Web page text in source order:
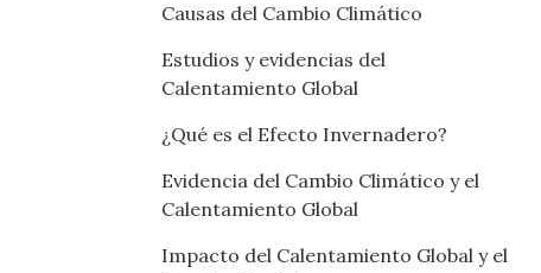
Causas del Cambio Climático
Estudios y evidencias del
Calentamiento Global
¿Qué es el Efecto Invernadero?
Evidencia del Cambio Climático y el
Calentamiento Global
Impacto del Calentamiento Global y el